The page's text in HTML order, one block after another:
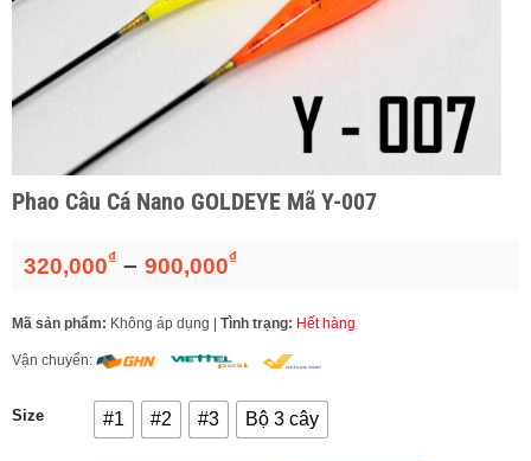
Phao Câu Cá Nano GOLDEYE Mã Y-007
320,000₫ – 900,000₫Khoảng
từ
320,000₫
đến
Mã sản phẩm: Không áp dụng | Tình trạng: Hết hàng
Vận chuyển:
Size #1 #2 #3 Bộ 3 cây